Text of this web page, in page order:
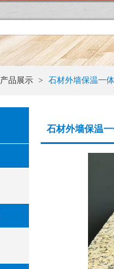
产品展示 > 石材外墙保温一
石材外墙保温